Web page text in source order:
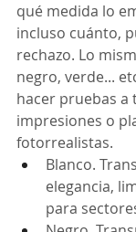
qué medida lo
incluso cuánto,
rechazo. Lo
negro, verde...
hacer pruebas a
impresiones o
fotorrealistas.
Blanco.
elegancia,
para